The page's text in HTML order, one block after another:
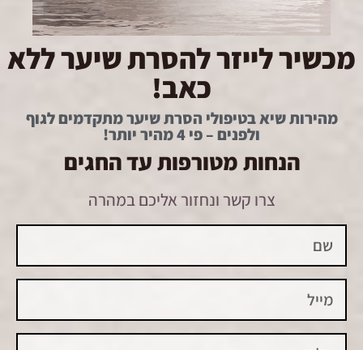
מכשיר לייזר להסרת שיער ללא
כאב!
מהירות שיא בטיפולי הסרת שיער מתקדמים לגוף
ולפנים – פי 4 מהיר יותר!
הנחות מטורפות עד החגים
צרו קשר ונחזור אליכם במהרה